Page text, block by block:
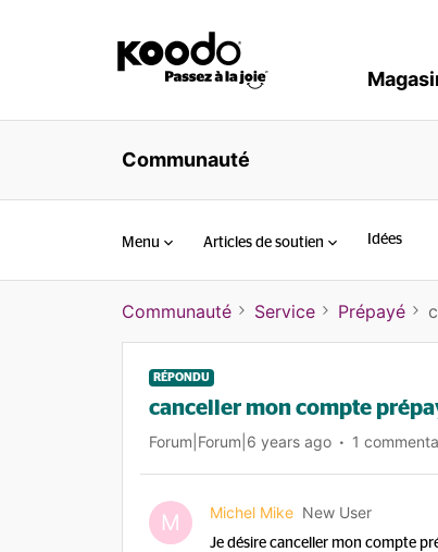
Communauté
Menu Articles de soutien Idées
Communauté Service Prépayé
RÉPONDU
canceller mon compte
Forum|Forum|6 years ago 1
M Michel Mike New User
Je désire canceller mon compte